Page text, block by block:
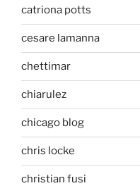
catriona potts
cesare lamanna
chettimar
chiarulez
chicago blog
chris locke
christian fusi